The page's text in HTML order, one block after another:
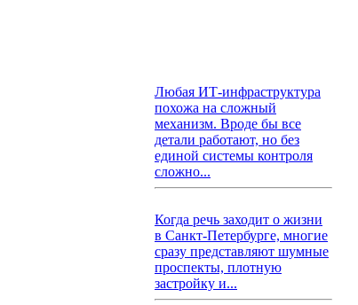
Любая ИТ-инфраструктура
похожа на сложный
механизм. Вроде бы все
детали работают, но без
единой системы контроля
сложно...
Когда речь заходит о жизни
в Санкт-Петербурге, многие
сразу представляют шумные
проспекты, плотную
застройку и...